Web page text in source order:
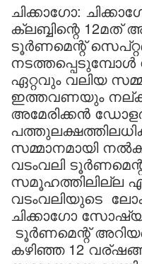
ചിക്കാഗോ:
ക്ലബ്ബിന്റെ 12മത്
ടൂർണമെന്റ്
ഏറ്റവും വലിയ
ഇത്തവണയും
അമേരിക്കൻ
സമ്മാനമായി
വടംവലി
സമൂഹത്തിലില്ല
വടംവലിയുടെ
ചിക്കാഗോ
ടൂർണമെന്റ്
കഴിഞ്ഞ 12